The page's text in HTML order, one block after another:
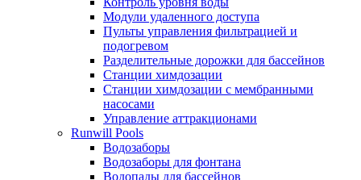
Модули удаленного доступа
Пульты управления фильтрацией и
подогревом
Разделительные дорожки для бассейнов
Станции химдозации
Станции химдозации с мембранными
насосами
Управление аттракционами
Runwill Pools
Водозаборы
Водозаборы для фонтана
Водопады для бассейнов